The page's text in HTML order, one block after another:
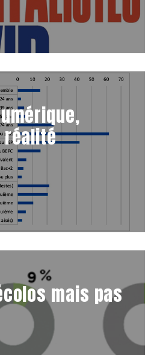
réalité
mais pas